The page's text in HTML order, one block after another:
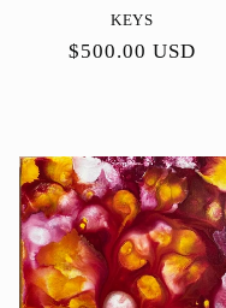
KEYS
Preço
$500.00 USD